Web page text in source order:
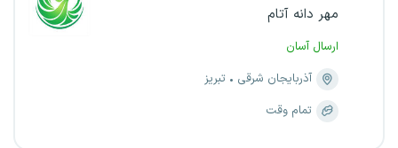
مهر دانه آتام
ارسال آسان
آذربایجان شرقی
تبریز
تمام وقت